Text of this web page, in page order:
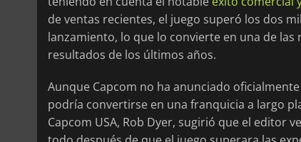
de ventas recientes, el juego superó los dos
lanzamiento, lo que lo convierte en una de
resultados de los últimos años.
Aunque Capcom no ha anunciado
podría convertirse en una franquicia a largo
Capcom USA, Rob Dyer, sugirió que el editor